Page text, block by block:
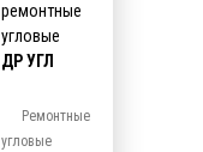
ремонтные
угловые
ДР УГЛ
Ремонтные
угловые